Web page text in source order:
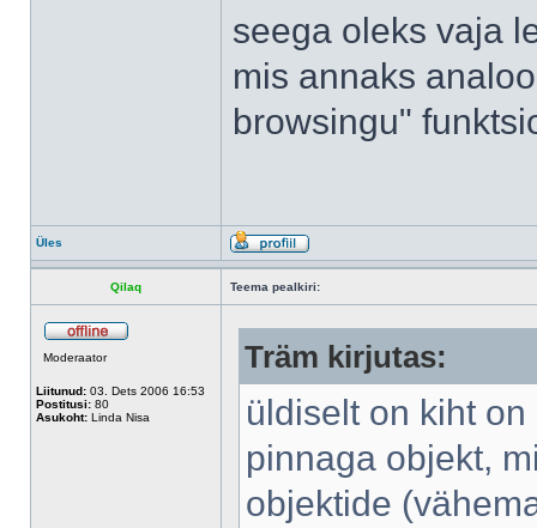
seega oleks vaja
mis annaks
browsingu"
Üles
Qilaq Teema pealkiri:
Moderaator
Liitunud: 03. Dets 2006 16:53
Postitusi: 80
Asukoht: Linda Nisa
Träm kirjutas:
üldiselt on kiht
pinnaga objekt,
objektide